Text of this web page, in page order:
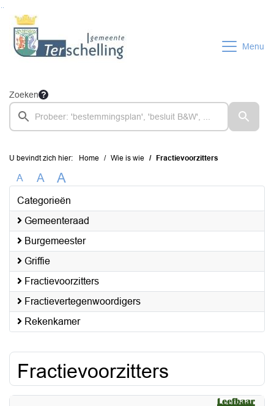
Ga naar de inhoud van deze pagina
Ga naar het zoeken
Ga naar het menu
Menu
Zoeken
U bevindt zich hier: Home Wie is wie Fractievoorzitters
A A A
Categorieën
Gemeenteraad
Burgemeester
Griffie
Fractievoorzitters
Fractievertegenwoordigers
Rekenkamer
Fractievoorzitters